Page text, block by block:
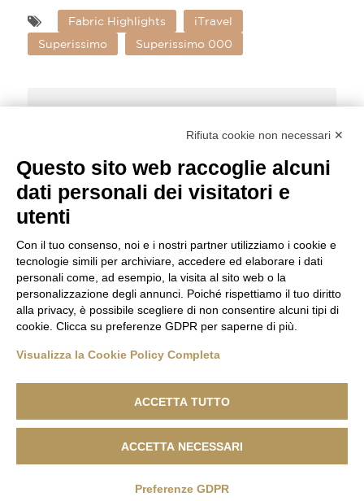
Fabric Highlights
iTravel
Superissimo
Superissimo 000
Superissimo – 000 – Gigi Palandri
Lanificio F.lli Cerruti - Sede Legale: Via Cernaia, 40 - 13900 Biella -
Cookie Policy|Whistleblowing
Rifiuta cookie non necessari ✕
Questo sito web raccoglie alcuni
dati personali dei visitatori e
utenti
Con il tuo consenso, noi e i nostri partner utilizziamo i cookie e
tecnologie simili per archiviare, accedere ed elaborare i dati
personali come, ad esempio, la visita al sito web o la
personalizzazione degli annunci. Poiché rispettiamo il tuo diritto
alla privacy, è possibile scegliere di non consentire alcuni tipi di
cookie. Clicca su preferenze GDPR per saperne di più.
Visualizza la Cookie Policy Completa
ACCETTA TUTTO
ACCETTA NECESSARI
Preferenze GDPR